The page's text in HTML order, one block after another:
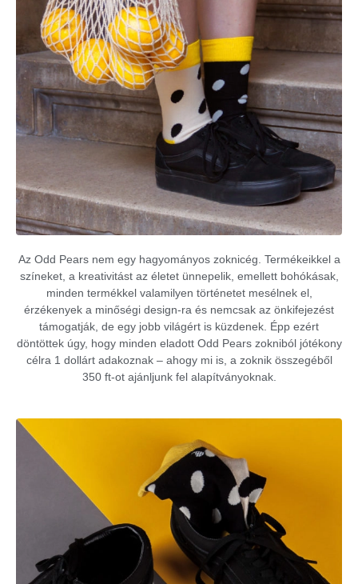
Az Odd Pears nem egy hagyományos zoknicég. Termékeikkel a
színeket, a kreativitást az életet ünnepelik, emellett bohókásak,
minden termékkel valamilyen történetet mesélnek el,
érzékenyek a minőségi design-ra és nemcsak az önkifejezést
támogatják, de egy jobb világért is küzdenek. Épp ezért
döntöttek úgy, hogy minden eladott Odd Pears zokniból jótékony
célra 1 dollárt adakoznak – ahogy mi is, a zoknik összegéből
350 ft-ot ajánljunk fel alapítványoknak.